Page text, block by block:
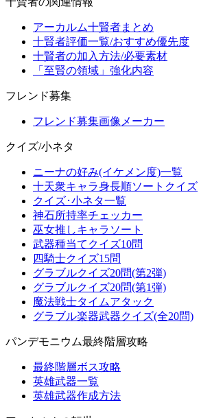
アーカルム十賢者まとめ
十賢者評価一覧/おすすめ優先度
十賢者の加入方法/必要素材
「至賢の領域」強化内容
フレンド募集
フレンド募集画像メーカー
クイズ/小ネタ
ニーナの好み(イケメン度)一覧
十天衆キャラ身長順ソートクイズ
クイズ･小ネタ一覧
神石所持率チェッカー
巫女推しキャラソート
武器種当てクイズ10問
四騎士クイズ15問
グラブルクイズ20問(第2弾)
グラブルクイズ20問(第1弾)
魔法戦士タイムアタック
グラブル楽器武器クイズ(全20問)
パンデモニウム最終階層攻略
最終階層ボス攻略
英雄武器一覧
英雄武器作成方法